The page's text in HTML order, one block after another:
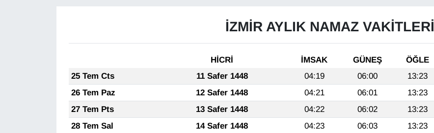
İZMİR AYLIK NAMAZ VAKITLERI
HİCRİ İMSAK GÜNEŞ ÖĞLE
25 Tem Cts
11 Safer 1448 04:19 06:00 13:23
26 Tem Paz
12 Safer 1448 04:21 06:01 13:23
27 Tem Pts
13 Safer 1448 04:22 06:02 13:23
28 Tem Sal
14 Safer 1448 04:23 06:03 13:23